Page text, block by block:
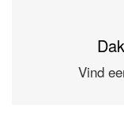
Vind